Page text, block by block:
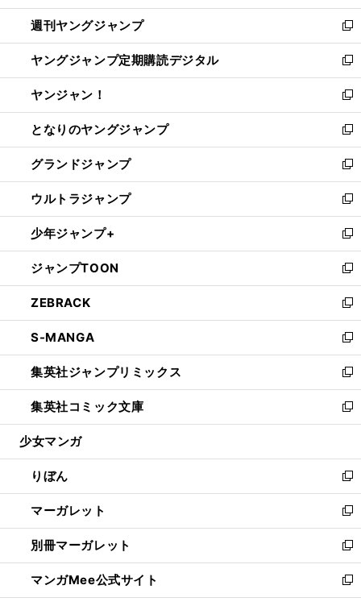
開
く
ウ
で
開
く
ン
ド
ウ
で
開
く
ウ
ィ
ン
ド
ウ
で
開
く
週刊ヤングジャンプ
新
し
い
ウ
ィ
ン
ド
ウ
で
開
く
ヤングジャンプ定期購読デジタル
新
し
い
ウ
ィ
ン
ド
ウ
で
開
く
ヤンジャン！
新
し
い
ウ
ィ
ン
ド
ウ
で
開
く
となりのヤングジャンプ
新
し
い
ウ
ィ
ン
ド
ウ
で
開
く
グランドジャンプ
新
し
い
ウ
ィ
ン
ド
ウ
で
開
く
ウルトラジャンプ
新
し
い
ウ
ィ
ン
ド
ウ
で
開
く
少年ジャンプ+
新
し
い
ウ
ィ
ン
ド
ウ
で
開
く
ジャンプTOON
新
し
い
ウ
ィ
ン
ド
ウ
で
開
ZEBRACK
新
し
い
ウ
ィ
ン
ド
ウ
開
く
S-MANGA
新
し
い
ウ
ィ
ン
ウ
で
開
く
集英社ジャンプリミックス
新
し
い
ウ
ン
ド
ウ
で
開
く
集英社コミック文庫
新
し
ウ
ィ
ン
ド
ウ
で
開
く
少女マンガ
りぼん
新
し
い
ウ
ィ
ン
ド
ウ
マーガレット
新
し
い
ウ
ィ
ン
別冊マーガレット
新
し
い
ウ
マンガMee公式サイト
新
し